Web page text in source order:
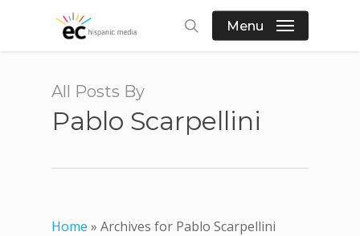
main
search
Menu
All Posts By
Pablo Scarpellini
Home » Archives for Pablo Scarpellini